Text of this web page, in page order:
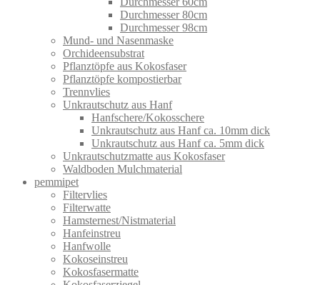
Durchmesser 80cm
Durchmesser 98cm
Mund- und Nasenmaske
Orchideensubstrat
Pflanztöpfe aus Kokosfaser
Pflanztöpfe kompostierbar
Trennvlies
Unkrautschutz aus Hanf
Hanfschere/Kokosschere
Unkrautschutz aus Hanf ca. 10mm dick
Unkrautschutz aus Hanf ca. 5mm dick
Unkrautschutzmatte aus Kokosfaser
Waldboden Mulchmaterial
pemmipet
Filtervlies
Filterwatte
Hamsternest/Nistmaterial
Hanfeinstreu
Hanfwolle
Kokoseinstreu
Kokosfasermatte